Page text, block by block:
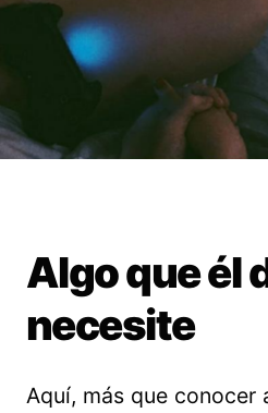
Algo que él
necesite
Aquí, más que conocer